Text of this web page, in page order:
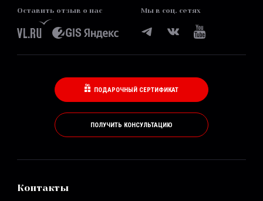
Оставить отзыв о нас Мы в соц. сетях
ПОДАРОЧНЫЙ СЕРТИФИКАТ
ПОЛУЧИТЬ КОНСУЛЬТАЦИЮ
Контакты